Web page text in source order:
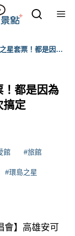
星套票！都是因為
！都是因為
搞定
館 #旅館
#環島之星
】高雄安可